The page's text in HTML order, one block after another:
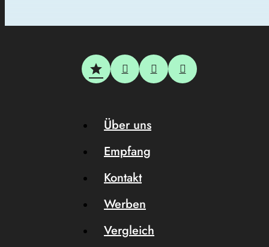
Über uns
Empfang
Kontakt
Werben
Vergleich